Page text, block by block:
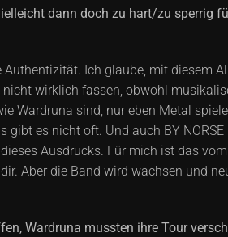
dann doch zu hart/zu sperrig
Ich glaube, mit diesem
nicht wirklich fassen, obwohl
Wardruna sind, nur eben Metal
es nicht oft. Und auch BY NORSE
Ausdrucks. Für mich ist das
Aber die Band wird wachsen und
Wardruna mussten ihre Tour